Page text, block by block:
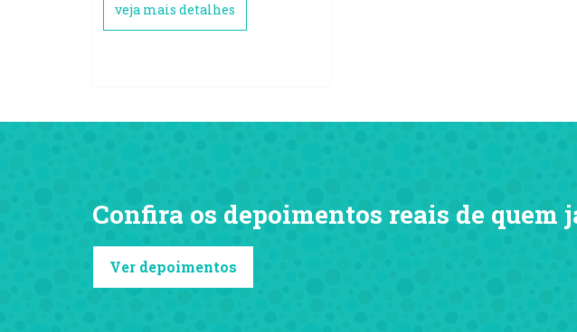
veja mais detalhes
Confira os depoimentos reais de quem
Ver depoimentos